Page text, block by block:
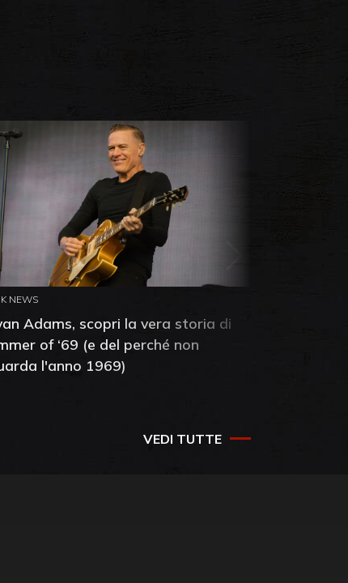
NEWS
Adams, scopri la vera storia di
of ‘69 (e del perché non
l'anno 1969)
VEDI TUTTE